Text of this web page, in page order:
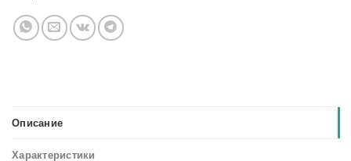
Описание
Характеристики